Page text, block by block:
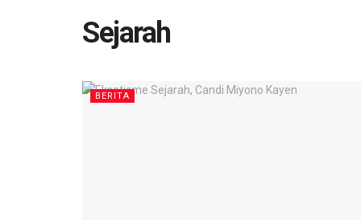
Sejarah
BERITA